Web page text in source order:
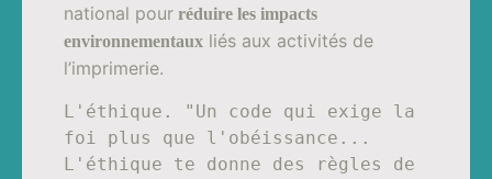
national pour réduire les impacts
environnementaux liés aux activités de
l’imprimerie.
L'éthique. "Un code qui exige la
foi plus que l'obéissance...
L'éthique te donne des règles de